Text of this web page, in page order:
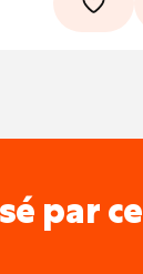
par ce